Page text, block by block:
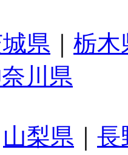
県
栃木
川県
山梨県 長